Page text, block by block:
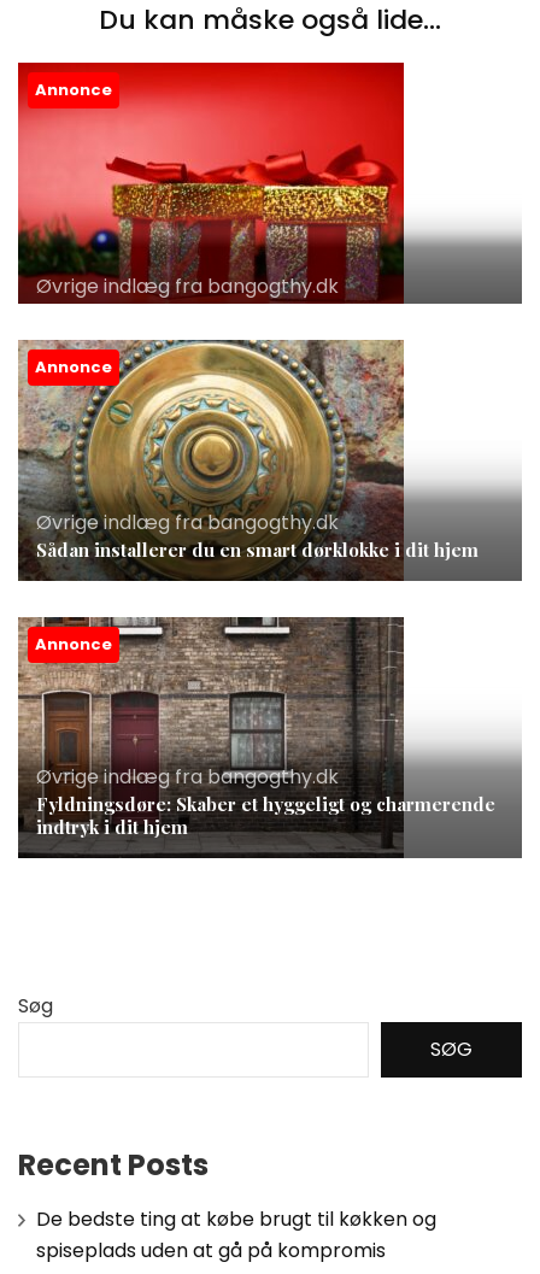
Du kan måske også lide...
Annonce
Øvrige indlæg fra bangogthy.dk
Annonce
Øvrige indlæg fra bangogthy.dk
Sådan installerer du en smart dørklokke i dit hjem
Annonce
Øvrige indlæg fra bangogthy.dk
Fyldningsdøre: Skaber et hyggeligt og charmerende
indtryk i dit hjem
Søg
SØG
Recent Posts
De bedste ting at købe brugt til køkken og
spiseplads uden at gå på kompromis